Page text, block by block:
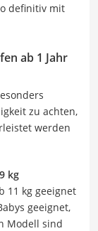
definitiv mit
ab 1 Jahr
zu achten,
werden
kg
11 kg geeignet
geeignet,
Modell sind